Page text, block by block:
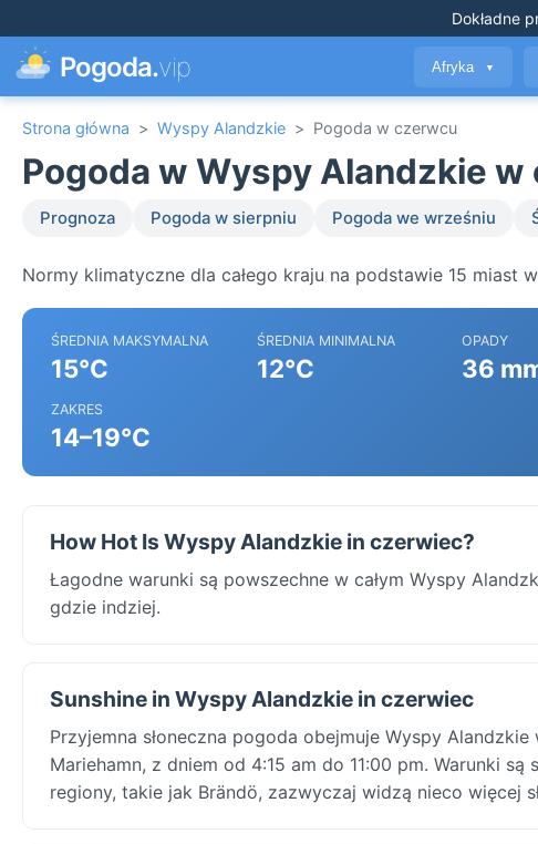
Dokładne
Pogoda.vip Afryka ▼
Strona główna > Wyspy Alandzkie > Pogoda w czerwcu
Pogoda w Wyspy Alandzkie
Prognoza Pogoda w sierpniu Pogoda we wrześniu
Normy klimatyczne dla całego kraju na podstawie 15 miast
ŚREDNIA MAKSYMALNA
15°C
ŚREDNIA MINIMALNA
12°C
OPADY
36
ZAKRES
14–19°C
How Hot Is Wyspy Alandzkie in czerwiec?
Łagodne warunki są powszechne w całym Wyspy
gdzie indziej.
Sunshine in Wyspy Alandzkie in czerwiec
Przyjemna słoneczna pogoda obejmuje Wyspy
Mariehamn, z dniem od 4:15 am do 11:00 pm. Warunki
regiony, takie jak Brändö, zazwyczaj widzą nieco więcej